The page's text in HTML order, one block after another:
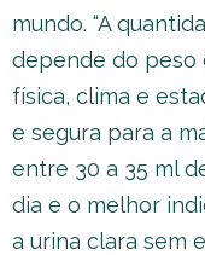
mundo. “A
depende do peso
física, clima e
e segura para a
entre 30 a 35 ml
dia e o melhor
a urina clara sem